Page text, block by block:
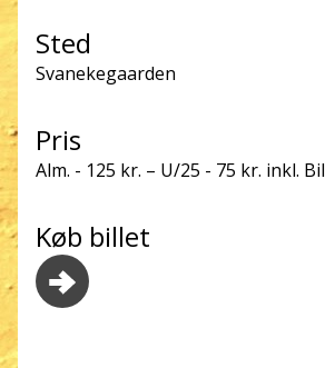
Sted
Svanekegaarden
Pris
Alm. - 125 kr. – U/25 - 75 kr. inkl.
Køb billet